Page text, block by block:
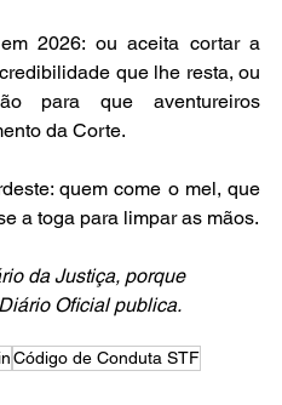
2026: ou aceita cortar a
que lhe resta, ou
para que aventureiros
da Corte.
quem come o mel, que
a toga para limpar as mãos.
da Justiça, porque
Oficial publica.
Código de Conduta STF